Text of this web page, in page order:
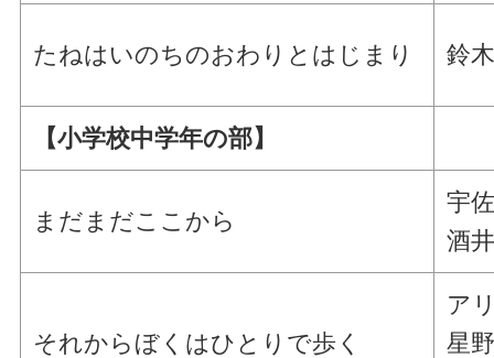
たねはいのちのおわりとはじまり 鈴
【小学校中学年の部】
まだまだここから
宇
酒
それからぼくはひとりで歩く
ア
星